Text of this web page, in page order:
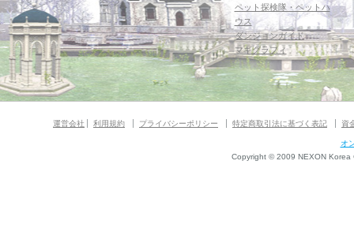
ペット探検隊・ペットハ
ウス
ダンジョンガイド
マギグラフィ
運営会社 利用規約 プライバシーポリシー 特定商取引法に基づく表記 資
オ
Copyright © 2009 NEXON Korea